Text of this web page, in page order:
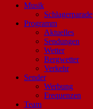
Musik
Schlagerparade
Programm
Aktuelles
Sendungen
Wetter
Bergwetter
Verkehr
Sender
Werbung
Frequenzen
Team